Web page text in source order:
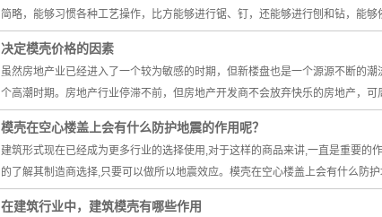
简略，能够习惯各种工艺操作，比方能够进行锯、钉，还能够进行刨和钻，能
决定模壳价格的因素
虽然房地产业已经进入了一个较为敏感的时期，但新楼盘也是一个源源不断的
个高潮时期。房地产行业停滞不前，但房地产开发商不会放弃快乐的房地产，
模壳在空心楼盖上会有什么防护地震的作用呢？
建筑形式现在已经成为更多行业的选择使用,对于这样的商品来讲,一直是重要的
的了解其制造商选择,只要可以做所以地震效应。模壳在空心楼盖上会有什么防
在建筑行业中，建筑模壳有哪些作用